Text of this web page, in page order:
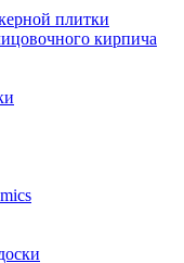
плитки
кирпича